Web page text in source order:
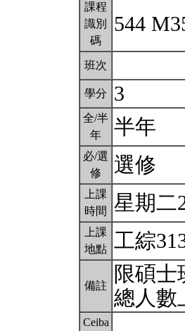
課程
識別
碼
544
班次
學分 3
全/半
年
半年
必/選
修
選修
上課
時間
星期二
上課
地點 工綜
備註
限碩士
總人數
Ceiba